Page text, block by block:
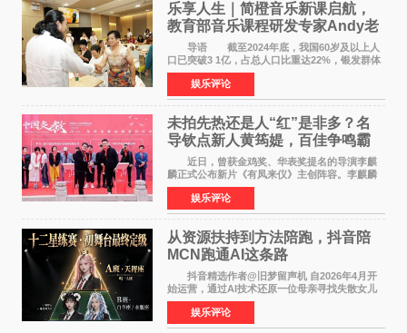
乐享人生｜简橙音乐新课启航，
教育部音乐课程研发专家Andy老
师重磅入驻领航银龄琴声
导语 截至2024年底，我国60岁及以上人
口已突破3 1亿，占总人口比重达22%，银发群体
的精神文化需求日益凸显。2024年1月，国务院办
公厅印发《关于发展银发经济增进老年人福祉的
意见》——这是
娱乐评论
未拍先热还是人“红”是非多？名
导钦点新人黄筠媞，百佳争鸣霸
气回应
近日，曾获金鸡奖、华表奖提名的导演李麒
麟正式公布新片《有凤来仪》主创阵容。李麒麟
早年凭电影《华容道》获得金鸡奖、华表奖提
名，此后长期参与国内外电影制作，其担任制片
人参与的作品亦曾
娱乐评论
从资源扶持到方法陪跑，抖音陪
MCN跑通AI这条路
抖音精选作者@旧梦留声机 自2026年4月开
始运营，通过AI技术还原一位母亲寻找失散女儿
的故事，凭借强情感表达获得大量用户关注，发
布仅21小时便获得超1亿曝光、超1000万互动。
此后，账号持续沿
娱乐评论